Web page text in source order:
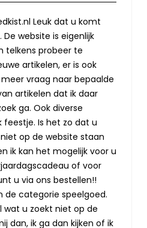
Leuk dat u komt
website is eigenlijk
telkens probeer te
artikelen, er is ook
vraag naar bepaalde
artikelen dat ik daar
ga. Ook diverse
Is het zo dat u
op de website staan
ik kan het mogelijk voor u
of voor
u via ons bestellen!!
de categorie speelgoed.
wat u zoekt niet op de
dan, ik ga dan kijken of ik